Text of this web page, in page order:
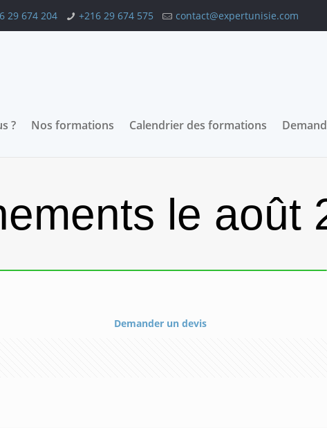
29 674 204 +216 29 674 575 contact@expertunisie.com
? Nos formations Calendrier des formations
le août
Demander un devis